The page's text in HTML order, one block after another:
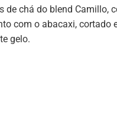
de chá do blend Camillo,
com o abacaxi, cortado
gelo.